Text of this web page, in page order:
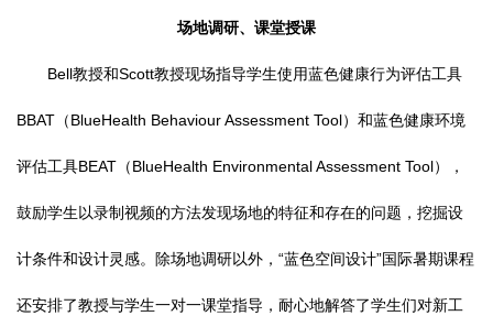
场地调研、课堂授课
Bell教授和Scott教授现场指导学生使用蓝色健康行为评估工具
BBAT（BlueHealth Behaviour Assessment Tool）和蓝色健康环境
评估工具BEAT（BlueHealth Environmental Assessment Tool），
鼓励学生以录制视频的方法发现场地的特征和存在的问题，挖掘设
计条件和设计灵感。除场地调研以外，“蓝色空间设计”国际暑期课程
还安排了教授与学生一对一课堂指导，耐心地解答了学生们对新工